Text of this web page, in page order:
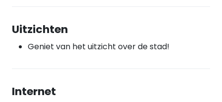
Uitzichten
Geniet van het uitzicht over de stad!
Internet